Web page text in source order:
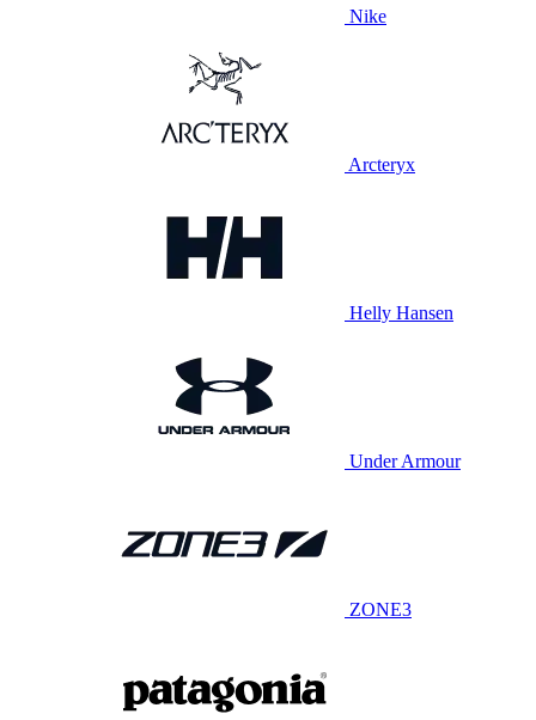
Nike
Arcteryx
Helly Hansen
Under Armour
ZONE3